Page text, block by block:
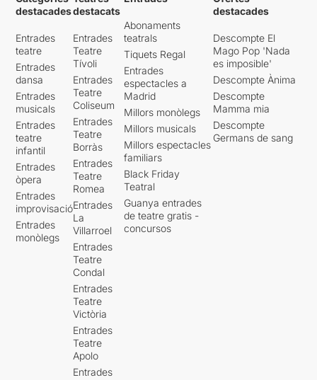
destacades
Entrades
teatre
Entrades
dansa
Entrades
musicals
Entrades
teatre
infantil
Entrades
òpera
Entrades
improvisació
Entrades
monòlegs
destacats
Entrades
Teatre
Tívoli
Entrades
Teatre
Coliseum
Entrades
Teatre
Borràs
Entrades
Teatre
Romea
Entrades
La
Villarroel
Entrades
Teatre
Condal
Entrades
Teatre
Victòria
Entrades
Teatre
Apolo
Entrades
Abonaments
teatrals
Tiquets Regal
Entrades
espectacles a
Madrid
Millors monòlegs
Millors musicals
Millors espectacles
familiars
Black Friday
Teatral
Guanya entrades
de teatre gratis -
concursos
destacades
Descompte El
Mago Pop 'Nada
es imposible'
Descompte Ànima
Descompte
Mamma mia
Descompte
Germans de sang